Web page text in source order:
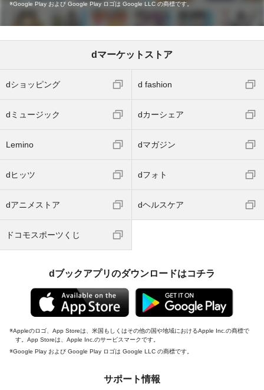
Google Play および Google Play ロゴは Google LLC の商標です。
dマーケットストア
dショッピング d fashion
dミュージック dカーシェア
Lemino dマガジン
dヒッツ dフォト
dアニメストア dヘルスケア
ドコモスポーツくじ
dブックアプリのダウンロードはコチラ
Appleのロゴ、App Storeは、米国もしくはその他の国や地域におけるApple Inc.の商標で
す。App Storeは、Apple Inc.のサービスマークです。
Google Play および Google Play ロゴは Google LLC の商標です。
サポート情報